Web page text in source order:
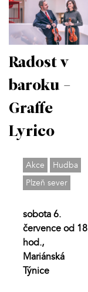
Radost v
baroku -
Graffe
Lyrico
Akce
Hudba
Plzeň sever
sobota 6.
července od 18
hod.,
Mariánská
Týnice